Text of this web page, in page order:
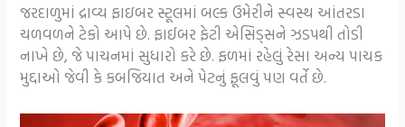
જરદાળુમાં દ્રાવ્ય ફાઇબર સ્ટૂલમાં બલ્ક ઉમેરીને સ્વસ્થ આંતરડા
ચળવળને ટેકો આપે છે. ફાઈબર ફેટી એસિડ્સને ઝડપથી તોડી
નાખે છે, જે પાચનમાં સુધારો કરે છે. ફળમાં રહેલું રેસા અન્ય પાચક
મુદ્દાઓ જેવી કે કબજિયાત અને પેટનું ફૂલવું પણ વર્તે છે.